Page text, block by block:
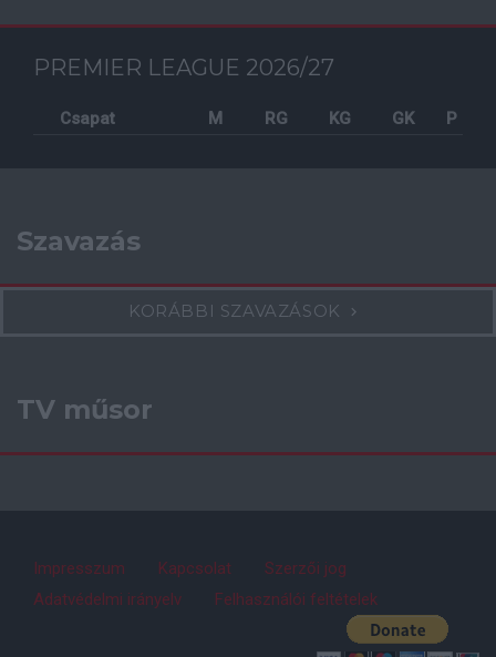
PREMIER LEAGUE 2026/27
Csapat M RG KG GK P
Szavazás
KORÁBBI SZAVAZÁSOK
TV műsor
Impresszum Kapcsolat
Szerzői jog
Adatvédelmi irányelv
Felhasználói feltételek